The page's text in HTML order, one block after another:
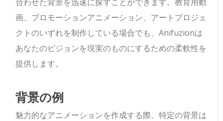
画、プロモーションアニメーション、アートプロジェ
クトのいずれを制作している場合でも、Anifuzionは
あなたのビジョンを現実のものにするための柔軟性を
提供します。
背景の例
魅力的なアニメーションを作成する際、特定の背景は